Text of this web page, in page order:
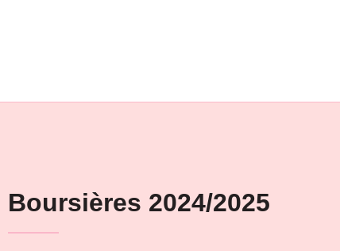
Boursières 2024/2025